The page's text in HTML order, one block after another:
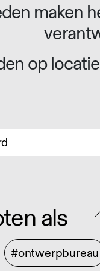
maken
op
als
#ontwerpbureau